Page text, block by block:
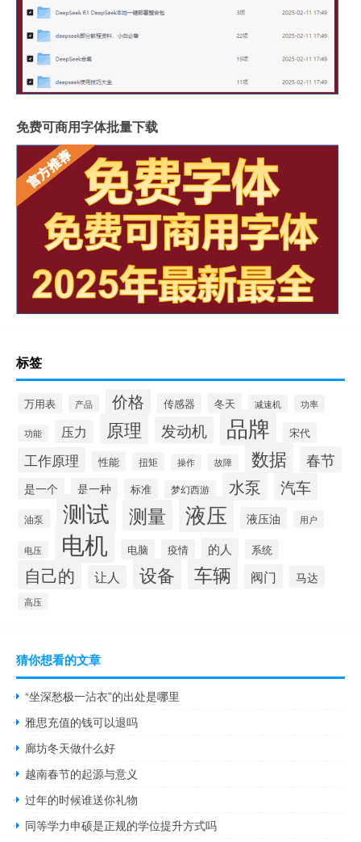
免费可商用字体批量下载
标签
万用表 产品 价格 传感器 冬天 减速机 功率
功能 压力 原理 发动机 品牌 宋代
工作原理 性能 扭矩 操作 故障 数据 春节
是一个 是一种 标准 梦幻西游 水泵 汽车
油泵 测试 测量 液压 液压油 用户
电压 电机 电脑 疫情 的人 系统
自己的 让人 设备 车辆 阀门 马达
高压
猜你想看的文章
“坐深愁极一沾衣”的出处是哪里
雅思充值的钱可以退吗
廊坊冬天做什么好
越南春节的起源与意义
过年的时候谁送你礼物
同等学力申硕是正规的学位提升方式吗